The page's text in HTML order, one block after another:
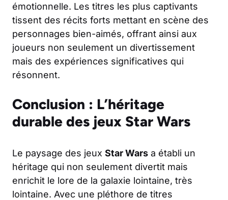
émotionnelle. Les titres les plus captivants
tissent des récits forts mettant en scène des
personnages bien-aimés, offrant ainsi aux
joueurs non seulement un divertissement
mais des expériences significatives qui
résonnent.
Conclusion : L’héritage
durable des jeux Star Wars
Le paysage des jeux Star Wars a établi un
héritage qui non seulement divertit mais
enrichit le lore de la galaxie lointaine, très
lointaine. Avec une pléthore de titres